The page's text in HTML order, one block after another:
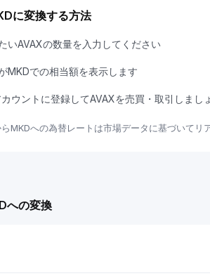
に変換する方法
いAVAXの数量を入力してください
MKDでの相当額を表示します
ウントに登録してAVAXを売買・取引しまし
MKDへの為替レートは市場データに基づいてリ
への変換